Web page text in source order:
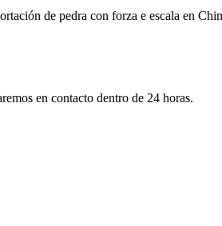
de pedra con forza e escala en
en contacto dentro de 24 horas.